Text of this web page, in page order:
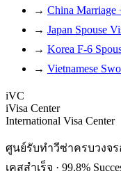
→ China Marriage
→ Japan Spouse
→ Korea F-6
→ Vietnamese
iVC
iVisa Center
International Visa Center
ศูนย์รับทำวีซ่าครบวงจร
เคสสำเร็จ · 99.8%